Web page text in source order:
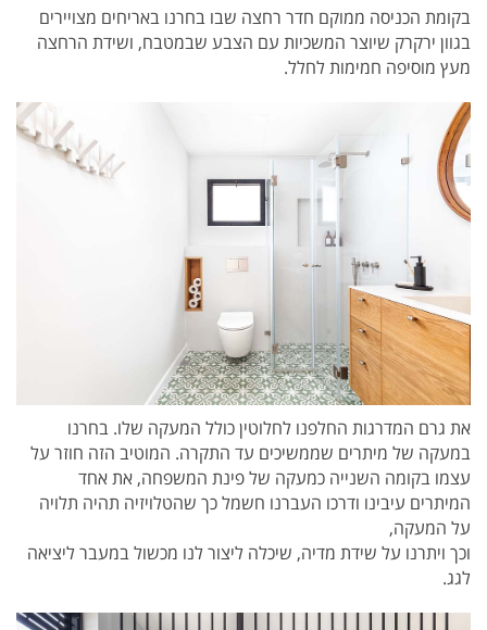
בקומת הכניסה ממוקם חדר רחצה שבו בחרנו באריחים מצויירים
בגוון ירקרק שיוצר המשכיות עם הצבע שבמטבח, ושידת הרחצה
מעץ מוסיפה חמימות לחלל.
את גרם המדרגות החלפנו לחלוטין כולל המעקה שלו. בחרנו
במעקה של מיתרים שממשיכים עד התקרה. המוטיב הזה חוזר על
עצמו בקומה השנייה כמעקה של פינת המשפחה, את אחד
המיתרים עיבינו ודרכו העברנו חשמל כך שהטלויזיה תהיה תלויה
על המעקה,
וכך ויתרנו על שידת מדיה, שיכלה ליצור לנו מכשול במעבר ליציאה
לגג.